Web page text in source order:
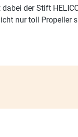
der Stift
nur toll Propeller